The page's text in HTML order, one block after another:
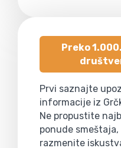
Preko
Prvi saznajte
informacije iz
Ne propustite
ponude
razmenite